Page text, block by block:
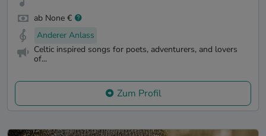
ab None €
Anderer Anlass
Celtic inspired songs for poets, adventurers, and lovers
of...
Zum Profil